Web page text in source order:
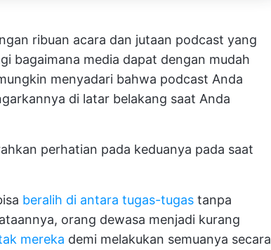
ribuan acara dan jutaan podcast yang
bagaimana media dapat dengan mudah
menyadari bahwa podcast Anda
di latar belakang saat Anda
perhatian pada keduanya pada saat
beralih di antara tugas-tugas tanpa
orang dewasa menjadi kurang
mereka demi melakukan semuanya secara